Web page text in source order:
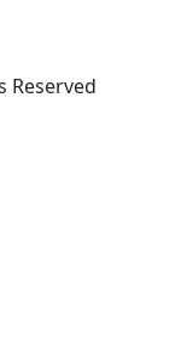
Reserved